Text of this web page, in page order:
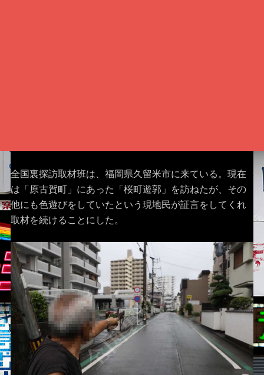
全国裏探訪取材班は、福岡県久留米市に来ている。現在
は「原古賀町」にあった「桜町遊郭」を訪ねたが、その
他にも色遊びをしていたという現地民が証言をしてくれ
取材を続けることにした。